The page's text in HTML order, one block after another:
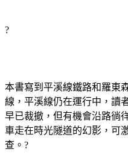
?
本書寫到平溪線鐵路和羅東
線，平溪線仍在運行中，讀
早已裁撤，但有機會沿路徜
車走在時光隧道的幻影，可
查。?